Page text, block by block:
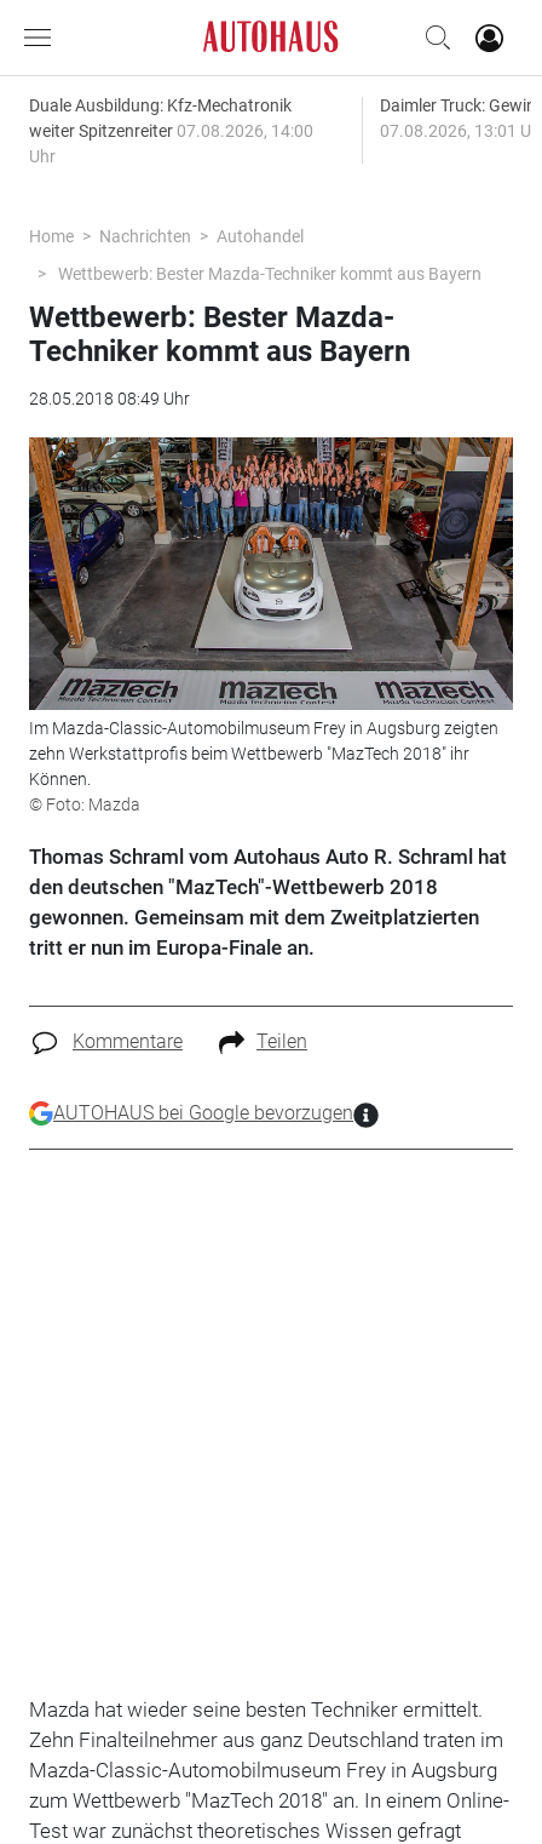
Duale Ausbildung: Kfz-Mechatronik
weiter Spitzenreiter 07.08.2026, 14:00
Uhr
Daimler Truck:
07.08.2026, 13:01
Home Nachrichten
Autohandel
Wettbewerb: Bester Mazda-Techniker kommt aus Bayern
Wettbewerb: Bester Mazda-
Techniker kommt aus Bayern
28.05.2018 08:49 Uhr
Im Mazda-Classic-Automobilmuseum Frey in Augsburg zeigten
zehn Werkstattprofis beim Wettbewerb "MazTech 2018" ihr
Können.
© Foto: Mazda
Thomas Schraml vom Autohaus Auto R. Schraml hat
den deutschen "MazTech"-Wettbewerb 2018
gewonnen. Gemeinsam mit dem Zweitplatzierten
tritt er nun im Europa-Finale an.
Kommentare Teilen
AUTOHAUS bei Google bevorzugen
Mazda hat wieder seine besten Techniker ermittelt.
Zehn Finalteilnehmer aus ganz Deutschland traten im
Mazda-Classic-Automobilmuseum Frey in Augsburg
zum Wettbewerb "MazTech 2018" an. In einem Online-
Test war zunächst theoretisches Wissen gefragt